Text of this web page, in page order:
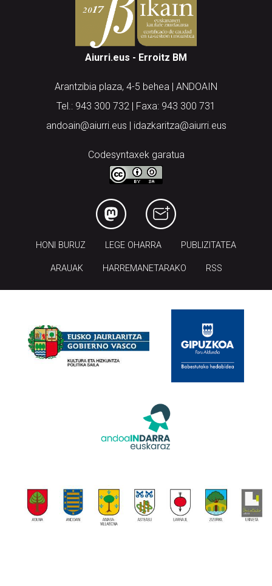
Aiurri.eus - Erroitz BM
Arantzibia plaza, 4-5 behea | ANDOAIN
Tel.: 943 300 732 | Faxa: 943 300 731
andoain@aiurri.eus | idazkaritza@aiurri.eus
Codesyntaxek garatua
HONI BURUZ LEGE OHARRA PUBLIZITATEA
ARAUAK HARREMANETARAKO RSS